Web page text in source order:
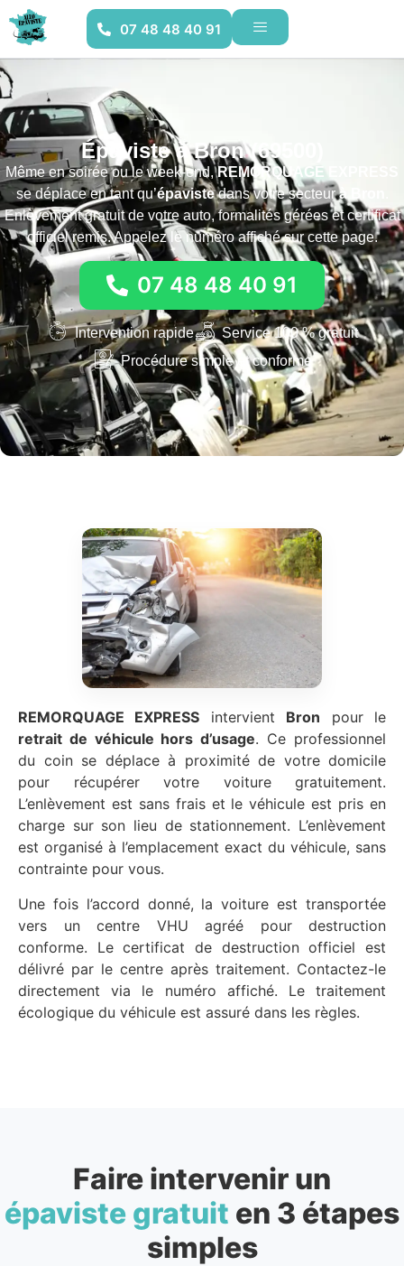
07 48 48 40 91
Épaviste à Bron (69500)
Même en soirée ou le week-end,REMORQUAGE EXPRESS
se déplace en tant qu’épavistedans votre secteurà Bron
Enlèvement gratuit de votre auto, formalités gérées et certificat
officiel remis. Appelez le numéro affiché sur cette page.
07 48 48 40 91
Intervention rapide
Service 100 % gratuit
Procédure simple et conforme
REMORQUAGE EXPRESS intervient Bron pour le
retrait de véhicule hors d’usage. Ce professionnel
du coin se déplace à proximité de votre domicile
pour récupérer votre voiture gratuitement.
L’enlèvement est sans frais et le véhicule est pris en
charge sur son lieu de stationnement. L’enlèvement
est organisé à l’emplacement exact du véhicule, sans
contrainte pour vous.
Une fois l’accord donné, la voiture est transportée
vers un centre VHU agréé pour destruction
conforme. Le certificat de destruction officiel est
délivré par le centre après traitement. Contactez-le
directement via le numéro affiché. Le traitement
écologique du véhicule est assuré dans les règles.
Faire intervenir un
épaviste gratuit en 3 étapes
simples